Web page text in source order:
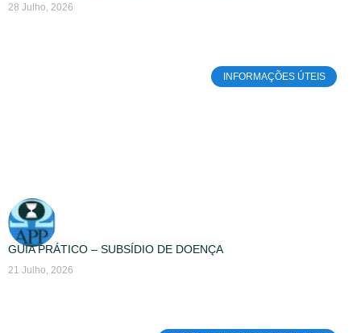
28 Julho, 2026
INFORMAÇÕES ÚTEIS
GUIA PRÁTICO – SUBSÍDIO DE DOENÇA
21 Julho, 2026